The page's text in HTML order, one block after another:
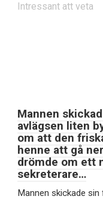
Intressant att veta
Mannen
avlägsen liten
om att den
henne att gå
drömde om ett
sekreterare…
Mannen skickade